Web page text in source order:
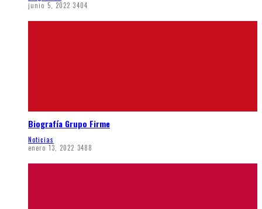
junio 5, 2022 3404
Biografía Grupo Firme
Noticias
enero 13, 2022 3488